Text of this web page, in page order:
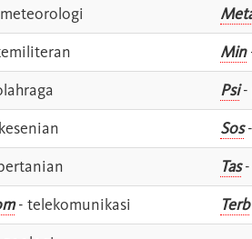
Min
Psi-
Sos
Tas-
- telekomunikasi Terb